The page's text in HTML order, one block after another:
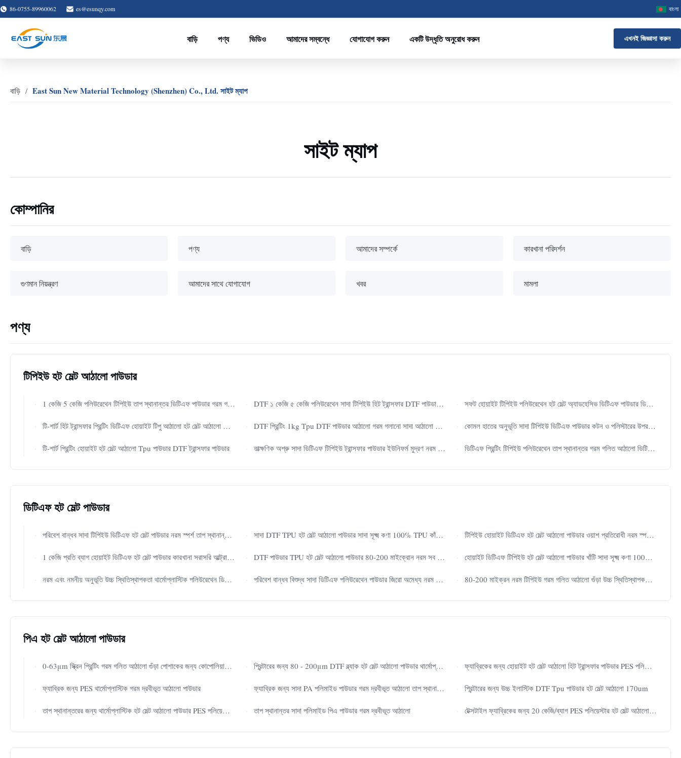
86-0755-89960062 es@esunqy.com বাংলা
বাড়ি পণ্য ভিডিও আমাদের সম্বন্ধে যোগাযোগ করুন একটি উদ্ধৃতি অনুরোধ করুন এখনই জিজ্ঞাসা করুন
বাড়ি East Sun New Material Technology (Shenzhen) Co., Ltd. সাইট ম্যাপ
সাইট ম্যাপ
কোম্পানির
বাড়ি পণ্য আমাদের সম্পর্কে কারখানা পরিদর্শন
গুণমান নিয়ন্ত্রণ আমাদের সাথে যোগাযোগ খবর মামলা
পণ্য
টিপিইউ হট মেল্ট আঠালো পাউডার
1 কেজি 5 কেজি পলিউরেথেন টিপিইউ তাপ স্থানান্তর ডিটিএফ পাউডার গরম গলিত আঠালো পাউডার DTF ১ কেজি ৫ কেজি পলিউরেথেন সাদা টিপিইউ হিট ট্রান্সফার DTF পাউডার হট মেল্ট পাউডার সফট হোয়াইট টিপিইউ পলিউরেথেন হট মেল্ট অ্যাডহেসিভ ডিটিএফ পাউডার ডিটিএফ প্রিন্টিংয়ের জন্য
টি-শার্ট হিট ট্রান্সফার প্রিন্টিং ডিটিএফ হোয়াইট টিপু আঠালো হট মেল্ট আঠালো পাউডার DTF প্রিন্টিং 1kg Tpu DTF পাউডার আঠালো গরম গলানো সাদা আঠালো পাউডার কোমল হাতের অনুভূতি সাদা টিপিইউ ডিটিএফ পাউডার কটন ও পলিস্টারের উপর তাপ স্থানান্তর মুদ্রণের জন্য
টি-শার্ট প্রিন্টিং হোয়াইট হট মেল্ট আঠালো Tpu পাউডার DTF ট্রান্সফার পাউডার তাত্ক্ষণিক অশ্রু সাদা ডিটিএফ টিপিইউ ট্রান্সফার পাউডার ইউনিফর্ম মুদ্রণ নরম নমনীয় হাতের অনুভূতি উচ্চতর ওয়াশ স্থায়িত্ব ডিটিএফ প্রিন্টার ব্যবহারযোগ্য টিপিইউ পাউডার ডিটিএফ প্রিন্টিং টিপিইউ পলিউরেথেন তাপ স্থানান্তর গরম গলিত আঠালো ডিটিএফ পাউডার
ডিটিএফ হট মেল্ট পাউডার
পরিবেশ বান্ধব সাদা টিপিইউ ডিটিএফ হট মেল্ট পাউডার নরম স্পর্শ তাপ স্থানান্তর মুদ্রণের জন্য থার্মাল আঠালো পাউডার সাদা DTF TPU হট মেল্ট আঠালো পাউডার সাদা সূক্ষ্ম কণা 100% TPU কাঁচামাল উচ্চ বন্ধন শক্তি নরম প্রসারিত ধোয়া যায় পোশাক স্থানান্তর পাউডার টিপিইউ হোয়াইট ডিটিএফ হট মেল্ট আঠালো পাউডার ওয়াশ প্রতিরোধী নরম স্পর্শ পাউডার টি-শার্ট ডিটিএফ পিইটি ফিল্ম মুদ্রণের জন্য
1 কেজি প্রতি ব্যাগ হোয়াইট ডিটিএফ হট মেল্ট পাউডার কারখানা সরাসরি আল্ট্রা নমনীয় নরম টেক্সচার মাল্টি ওয়াশ প্রতিরোধী টিপিইউ ডিটিএফ পাউডার সমস্ত ফ্যাব্রিকের জন্য ডিটিএফ মুদ্রণ DTF পাউডার TPU হট মেল্ট আঠালো পাউডার 80-200 মাইক্রোন নরম সব DTF প্রিন্টারের জন্য উচ্চ স্থিতিস্থাপকতা সহ হোয়াইট ডিটিএফ টিপিইউ হট মেল্ট আঠালো পাউডার খাঁটি সাদা সূক্ষ্ম কণা 100% টিপিইউ কাঁচামাল উচ্চ বন্ধন শক্তি নরম প্রসারিত পোশাক স্থানান্তর মুদ্রণের জন্য ধোয়া
নরম এবং নমনীয় অনুভূতি উচ্চ স্থিতিস্থাপকতা থার্মোপ্লাস্টিক পলিউরেথেন ডিটিএফ নিম্ন তাপমাত্রা প্রক্রিয়াজাতকরণ সহ গরম গলিত পাউডার পরিবেশ বান্ধব বিশুদ্ধ সাদা ডিটিএফ পলিউরেথেন পাউডার জিরো অমেধ্য নরম আরামদায়ক হাতের অনুভূতি দীর্ঘস্থায়ী ওয়াশ প্রতিরোধী ডিজিটাল ট্রান্সফার আঠালো 80-200 মাইক্রন নরম টিপিইউ গরম গলিত আঠালো গুঁড়া উচ্চ স্থিতিস্থাপকতা সঙ্গে সব ডিটিএফ প্রিন্টার জন্য
পিএ হট মেল্ট আঠালো পাউডার
0-63μm স্ক্রিন প্রিন্টিং গরম গলিত আঠালো গুঁড়া পোশাকের জন্য কোপোলিয়ামাইড রচনা প্রিন্টারের জন্য 80 - 200μm DTF ব্ল্যাক হট মেল্ট আঠালো পাউডার থার্মোপ্লাস্টিক হিট ট্রান্সফার ফ্যাব্রিকের জন্য হোয়াইট হট মেল্ট আঠালো হিট ট্রান্সফার পাউডার PES পলিয়েস্টার
ফ্যাব্রিক জন্য PES থার্মোপ্লাস্টিক গরম দ্রবীভূত আঠালো পাউডার ফ্যাব্রিক জন্য সাদা PA পলিমাইড পাউডার গরম দ্রবীভূত আঠালো তাপ স্থানান্তর প্রিন্টারের জন্য উচ্চ ইলাস্টিক DTF Tpu পাউডার হট মেল্ট আঠালো 170um
তাপ স্থানান্তরের জন্য থার্মোপ্লাস্টিক হট মেল্ট আঠালো পাউডার PES পলিয়েস্টার ফ্যাব্রিক তাপ স্থানান্তর সাদা পলিমাইড পিএ পাউডার গরম দ্রবীভূত আঠালো টেক্সটাইল ফ্যাব্রিকের জন্য 20 কেজি/ব্যাগ PES পলিয়েস্টার হট মেল্ট আঠালো পাউডার সাদা